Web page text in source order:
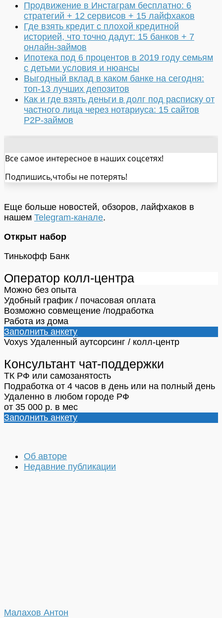
Продвижение в Инстаграм бесплатно: 6
стратегий + 12 сервисов + 15 лайфхаков
Где взять кредит с плохой кредитной
историей, что точно дадут: 15 банков + 7
онлайн-займов
Ипотека под 6 процентов в 2019 году семьям
с детьми условия и нюансы
Выгодный вклад в каком банке на сегодня:
топ-13 лучших депозитов
Как и где взять деньги в долг под расписку от
частного лица через нотариуса: 15 сайтов
P2P-займов
Все самое интересное в наших соцсетях!
Подпишись,чтобы не потерять!
Еще больше новостей, обзоров, лайфхаков в
нашем Telegram-канале.
Открыт набор
Тинькофф Банк
Оператор колл-центра
Можно без опыта
Удобный график / почасовая оплата
Возможно совмещение /подработка
Работа из дома
Заполнить анкету
Voxys Удаленный аутсорсинг / колл-центр
Консультант чат-поддержки
ТК РФ или самозанятость
Подработка от 4 часов в день или на полный день
Удаленно в любом городе РФ
от 35 000 р. в мес
Заполнить анкету
Об авторе
Недавние публикации
Малахов Антон